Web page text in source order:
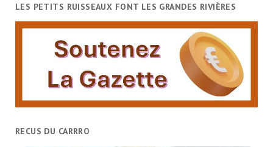
LES PETITS RUISSEAUX FONT LES GRANDES RIVIÈRES
RECUS DU CARRRO